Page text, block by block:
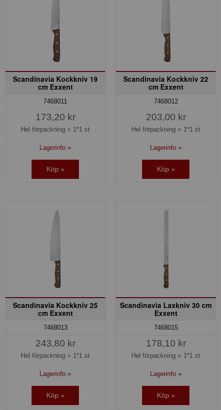
Scandinavia Kockkniv 19
cm Exxent
7468011
173,20 kr
Hel förpackning = 1*1 st
Lagerinfo »
Köp »
Scandinavia Kockkniv 22
cm Exxent
7468012
203,00 kr
Hel förpackning = 1*1 st
Lagerinfo »
Köp »
Scandinavia Kockkniv 25
cm Exxent
7468013
243,80 kr
Hel förpackning = 1*1 st
Lagerinfo »
Köp »
Scandinavia Laxkniv 30 cm
Exxent
7468015
178,10 kr
Hel förpackning = 1*1 st
Lagerinfo »
Köp »